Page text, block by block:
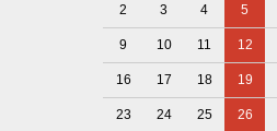
2 3 4 5
9 10 11 12
16 17 18 19
23 24 25 26